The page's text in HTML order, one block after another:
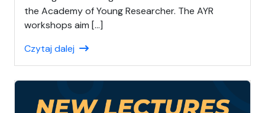
the Academy of Young Researcher. The AYR
workshops aim […]
Czytaj dalej